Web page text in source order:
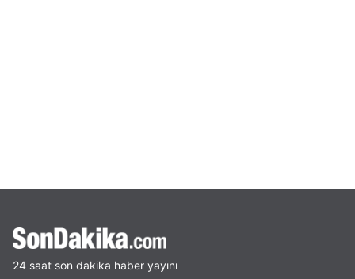
24 saat son dakika haber yayını